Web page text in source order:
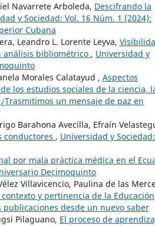
Navarrete Arboleda, Descifrando la
y Sociedad: Vol. 16 Núm. 1 (2024):
Cubana
Leandro L. Lorente Leyva,
análisis bibliométrico , Universidad y
Morales Calatayud , Aspectos
los estudios sociales de la ciencia,
un mensaje de paz en
Barahona Avecilla, Efraín
conductores , Universidad y Sociedad:
por mala práctica médica en el
Decimoquinto
Villavicencio, Paulina de las
y pertinencia de la Educación
publicaciones desde un nuevo saber
Pilaguano, El proceso de